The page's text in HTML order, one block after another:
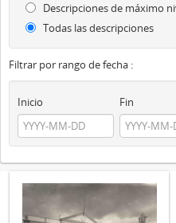
Descripciones de máximo
Todas las descripciones
Filtrar por rango de fecha :
Inicio Fin